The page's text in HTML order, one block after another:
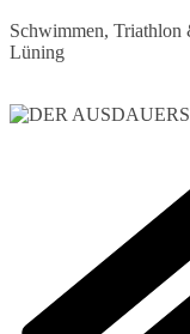
Schwimmen, Triathlon
Lüning